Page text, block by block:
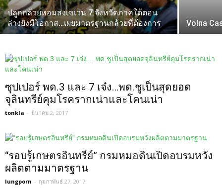
ปลูกกล้วยหอมส่งเซเว่น 7 จังหวัดภาคใต้ตอน
ล่างยังมีโอกาส…เผยมาตรฐานกล้วยที่ต้องการ
Volna
ซุปเปอร์ พด.3 และ 7 เจ๋ง…พด.ชูเป็นสุดยอด
จุลินทรีย์คุมโรครากเน่าและโคนเน่า
tonkla - มีนาคม 2, 2017
“รอบรู้เกษตรอินทรีย์” กรมหมอดินเปิดอบรมหวัง
ผลิตตามมาตรฐาน
lungporn - กุมภาพันธ์ 27, 2017